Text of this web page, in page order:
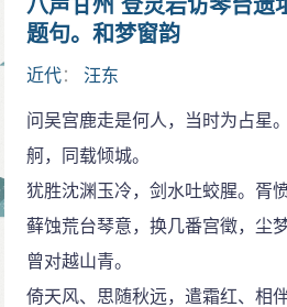
八声甘州 登灵岩访琴台遗
题句。和梦窗韵
近代： 汪东
问吴宫鹿走是何人，当时为占星
舸，同载倾城。
犹胜沈渊玉冷，剑水吐蛟腥。胥
藓蚀荒台琴意，换几番宫徵，尘
曾对越山青。
倚天风、思随秋远，遣霜红、相